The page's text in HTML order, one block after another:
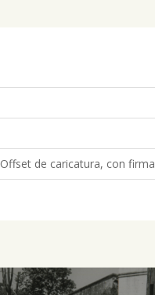
Offset de caricatura, con firma